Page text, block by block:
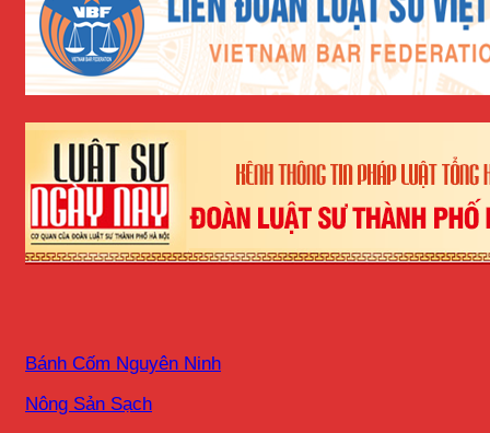
Bánh Cốm Nguyên Ninh
Nông Sản Sạch